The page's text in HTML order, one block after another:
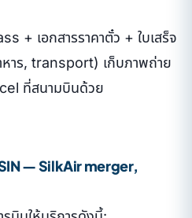
+ เอกสารราคาตั๋ว + ใบเสร็จ
หาร, transport) เก็บภาพถ่าย
ที่สนามบินด้วย
— SilkAir merger,